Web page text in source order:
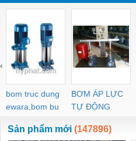
bom truc dung
ewara,bom bu
ewara
BƠM ÁP LỰC
TỰ ĐỘNG
‹
Sản phẩm mới (147896)